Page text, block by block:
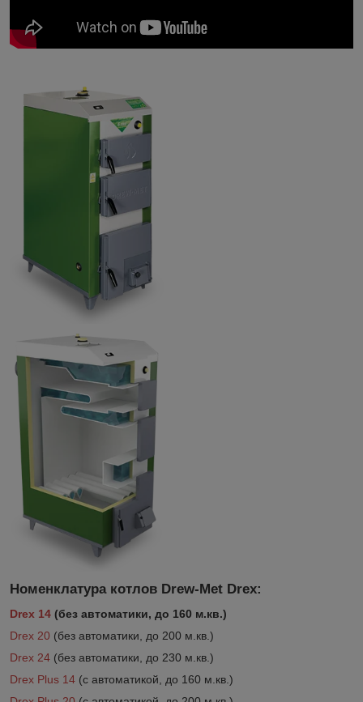
Номенклатура котлов Drew-Met Drex:
Drex 14 (без автоматики, до 160 м.кв.)
Drex 20 (без автоматики, до 200 м.кв.)
Drex 24 (без автоматики, до 230 м.кв.)
Drex Plus 14 (с автоматикой, до 160 м.кв.)